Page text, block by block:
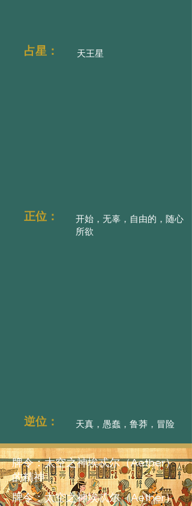
占星： 天王星
正位：
开始，无辜，自由的，随心
所欲
逆位： 天真，愚蠢，鲁莽，冒险
牌令：太空之神埃忒尔（Aether）
的精神
牌令：太空之神埃忒尔（Aether）